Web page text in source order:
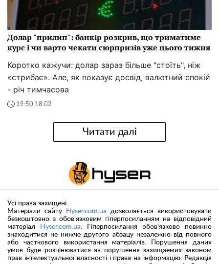
Долар "прилип": банкір розкрив, що триматиме
курс і чи варто чекати сюрпризів уже цього тижня
Коротко кажучи: долар зараз більше "стоїть", ніж
«стрибає». Але, як показує досвід, валютний спокій
- річ тимчасова
19:50 18.02
Читати далі
Усі права захищені.
Матеріали сайту
Hyser.com.ua дозволяється використовувати
безкоштовно з обов'язковим гіперпосиланням на відповідний
матеріал
Hyser.com.ua. Гіперпосилання обов'язково повинно
знаходитися не нижче другого абзацу незалежно від повного
або часткового використання матеріалів. Порушення даних
умов буде розцінюватися як порушення захищаемих законом
прав інтелектуальної власності і права на інформацію. Редакція